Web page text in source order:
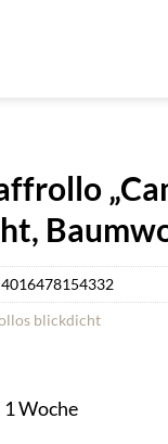
Woche
4016478154332
blickdicht